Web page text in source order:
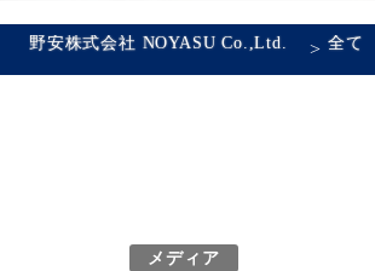
野安株式会社 NOYASU Co.,Ltd. >全て
メディア